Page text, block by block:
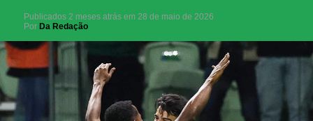
Publicados 2 meses atrás em 28 de maio de 2026
Por Da Redação